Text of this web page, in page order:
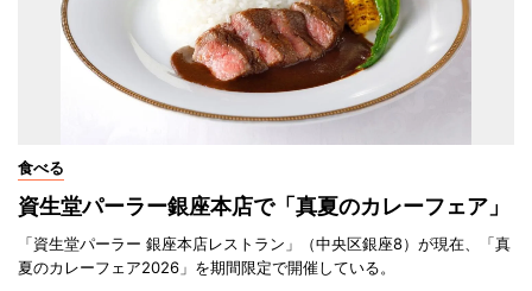
食べる
資生堂パーラー銀座本店で「真夏のカレーフェア」
「資生堂パーラー 銀座本店レストラン」（中央区銀座8）が現在、「真
夏のカレーフェア2026」を期間限定で開催している。